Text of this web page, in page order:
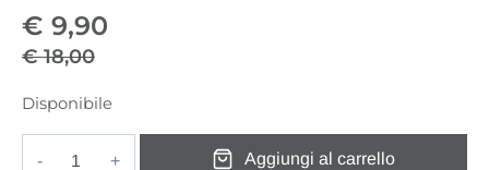
€18,00
prezzo
originale
€ 9,90
prezzo
attuale
Disponibile
Aggiungi al carrello